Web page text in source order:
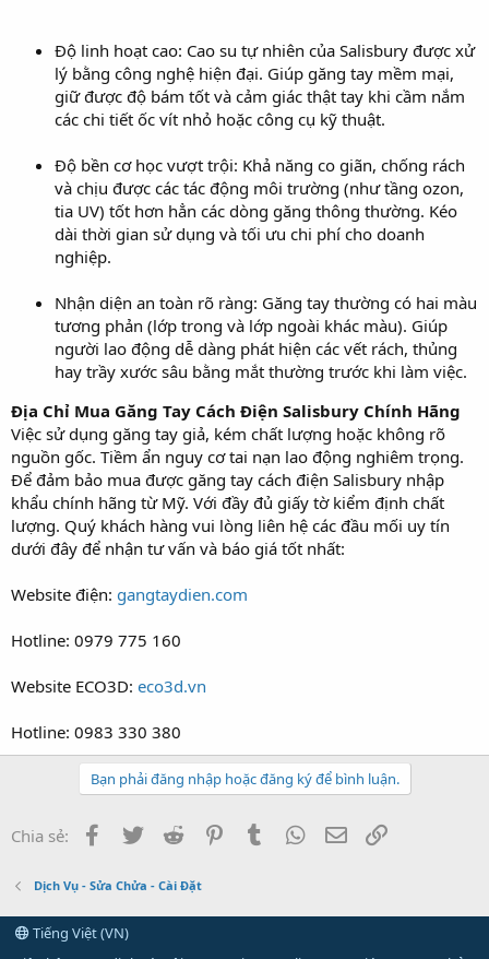
Độ linh hoạt cao: Cao su tự nhiên của Salisbury được xử
lý bằng công nghệ hiện đại. Giúp găng tay mềm mại,
giữ được độ bám tốt và cảm giác thật tay khi cầm nắm
các chi tiết ốc vít nhỏ hoặc công cụ kỹ thuật.
Độ bền cơ học vượt trội: Khả năng co giãn, chống rách
và chịu được các tác động môi trường (như tầng ozon,
tia UV) tốt hơn hẳn các dòng găng thông thường. Kéo
dài thời gian sử dụng và tối ưu chi phí cho doanh
nghiệp.
Nhận diện an toàn rõ ràng: Găng tay thường có hai màu
tương phản (lớp trong và lớp ngoài khác màu). Giúp
người lao động dễ dàng phát hiện các vết rách, thủng
hay trầy xước sâu bằng mắt thường trước khi làm việc.
Địa Chỉ Mua Găng Tay Cách Điện Salisbury Chính Hãng
Việc sử dụng găng tay giả, kém chất lượng hoặc không rõ
nguồn gốc. Tiềm ẩn nguy cơ tai nạn lao động nghiêm trọng.
Để đảm bảo mua được găng tay cách điện Salisbury nhập
khẩu chính hãng từ Mỹ. Với đầy đủ giấy tờ kiểm định chất
lượng. Quý khách hàng vui lòng liên hệ các đầu mối uy tín
dưới đây để nhận tư vấn và báo giá tốt nhất:
Website điện: gangtaydien.com
Hotline: 0979 775 160
Website ECO3D: eco3d.vn
Hotline: 0983 330 380
Bạn phải đăng nhập hoặc đăng ký để bình luận.
Chia sẻ: Facebook
Twitter Reddit PinterestTumblr WhatsApp
Email
Dịch Vụ - Sửa Chửa - Cài Đặt
Tiếng Việt (VN)